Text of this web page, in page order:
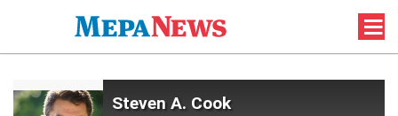
Steven A. Cook